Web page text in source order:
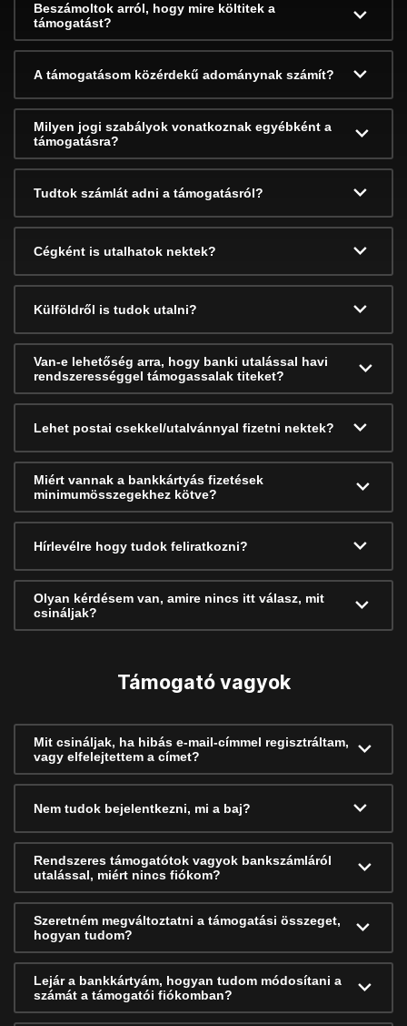
Beszámoltok arról, hogy mire költitek a
támogatást?
A támogatásom közérdekű adománynak számít?
Milyen jogi szabályok vonatkoznak egyébként a
támogatásra?
Tudtok számlát adni a támogatásról?
Cégként is utalhatok nektek?
Külföldről is tudok utalni?
Van-e lehetőség arra, hogy banki utalással havi
rendszerességgel támogassalak titeket?
Lehet postai csekkel/utalvánnyal fizetni nektek?
Miért vannak a bankkártyás fizetések
minimumösszegekhez kötve?
Hírlevélre hogy tudok feliratkozni?
Olyan kérdésem van, amire nincs itt válasz, mit
csináljak?
Támogató vagyok
Mit csináljak, ha hibás e-mail-címmel regisztráltam,
vagy elfelejtettem a címet?
Nem tudok bejelentkezni, mi a baj?
Rendszeres támogatótok vagyok bankszámláról
utalással, miért nincs fiókom?
Szeretném megváltoztatni a támogatási összeget,
hogyan tudom?
Lejár a bankkártyám, hogyan tudom módosítani a
számát a támogatói fiókomban?